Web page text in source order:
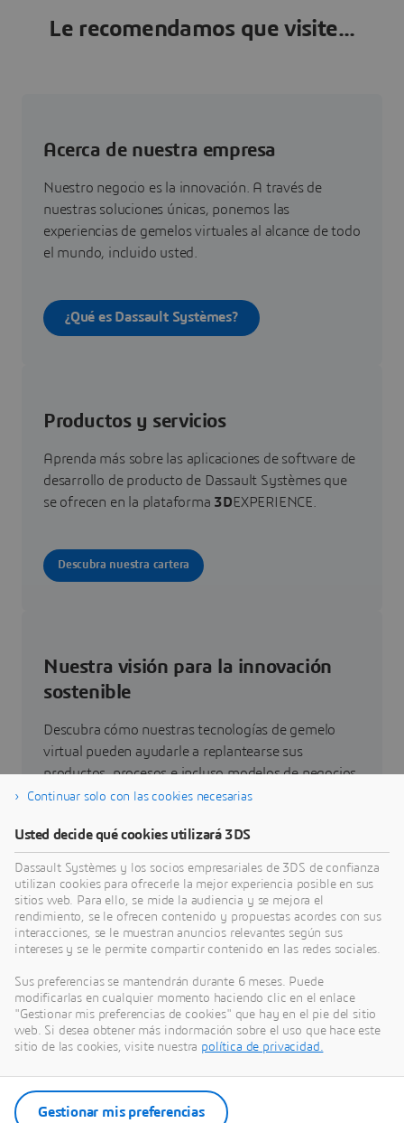
Le recomendamos que visite...
Acerca de nuestra empresa
Nuestro negocio es la innovación. A través de
nuestras soluciones únicas, ponemos las
experiencias de gemelos virtuales al alcance de todo
el mundo, incluido usted.
¿Qué es Dassault Systèmes?
Productos y servicios
Aprenda más sobre las aplicaciones de software de
desarrollo de producto de Dassault Systèmes que
se ofrecen en la plataforma 3DEXPERIENCE.
Descubra nuestra cartera
Nuestra visión para la innovación
sostenible
Descubra cómo nuestras tecnologías de gemelo
virtual pueden ayudarle a replantearse sus
productos, procesos e incluso modelos de negocios
que permitan conseguir unas innovaciones
Ir a sostenibilidad
Últimas novedades
Acceso a todas las notas de prensa y recursos de
redes sociales de Dassault Systèmes.
Entre en nuestra sala de redacción
Continuar solo con las cookies necesarias
Usted decide qué cookies utilizará 3DS
Dassault Systèmes y los socios empresariales de 3DS de confianza
utilizan cookies para ofrecerle la mejor experiencia posible en sus
sitios web. Para ello, se mide la audiencia y se mejora el
rendimiento, se le ofrecen contenido y propuestas acordes con sus
interacciones, se le muestran anuncios relevantes según sus
intereses y se le permite compartir contenido en las redes sociales.
Sus preferencias se mantendrán durante 6 meses. Puede
modificarlas en cualquier momento haciendo clic en el enlace
"Gestionar mis preferencias de cookies" que hay en el pie del sitio
web. Si desea obtener más indormación sobre el uso que hace este
sitio de las cookies, visite nuestra política de privacidad.
Gestionar mis preferencias